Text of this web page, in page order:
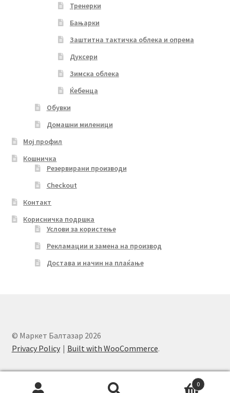
Тренерки
Бањарки
Заштитна тактичка облека и опрема
Дуксери
Зимска облека
Ќебенца
Обувки
Домашни миленици
Мој профил
Кошничка
Резервирани производи
Checkout
Контакт
Корисничка подршка
Услови за користење
Рекламации и замена на производ
Достава и начин на плаќање
© Маркет Балтазар 2026
Privacy Policy
Built with WooCommerce.
0